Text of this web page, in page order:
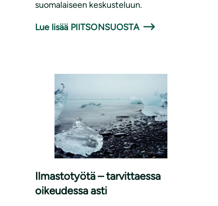
suomalaiseen keskusteluun.
Lue lisää PIITSONSUOSTA
Ilmastotyötä – tarvittaessa
oikeudessa asti